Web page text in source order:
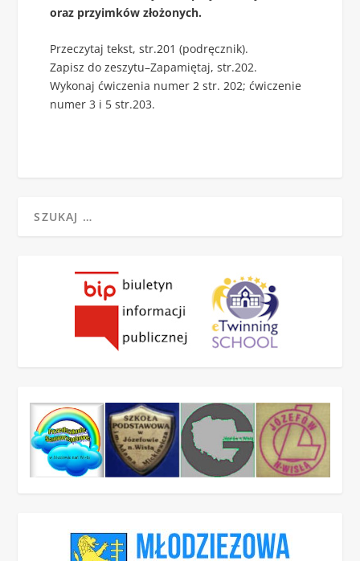
oraz przyimków złożonych.
Przeczytaj tekst, str.201 (podręcznik).
Zapisz do zeszytu–Zapamiętaj, str.202.
Wykonaj ćwiczenia numer 2 str. 202; ćwiczenie
numer 3 i 5 str.203.